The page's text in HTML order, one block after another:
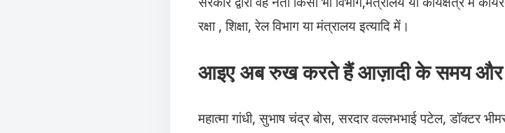
रक्षा , शिक्षा, रेल विभाग या मंत्रालय इत्यादि में।
आइए अब रुख करते हैं आज़ादी के समय और
महात्मा गांधी, सुभाष चंद्र बोस, सरदार वल्लभभाई पटेल, डॉक्टर